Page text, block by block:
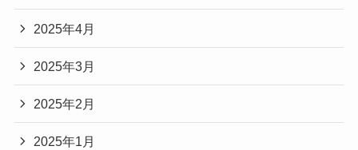
2025年4月
2025年3月
2025年2月
2025年1月